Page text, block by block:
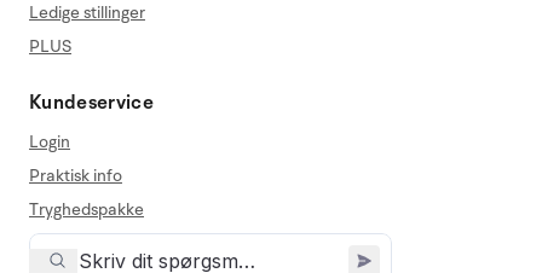
Ledige stillinger
PLUS
Kundeservice
Login
Praktisk info
Tryghedspakke